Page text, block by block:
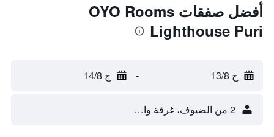
أفضل صفقات OYO Rooms
Lighthouse Puri
خ 13/8 - ج 14/8
2 من الضيوف، غرفة واحدة